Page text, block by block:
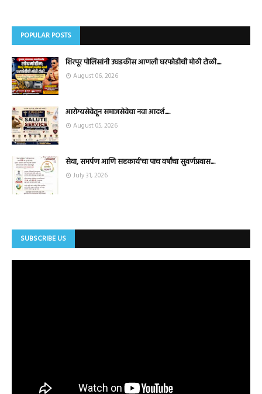
POPULAR POSTS
शिरपूर पोलिसांनी उघडकीस आणली घरफोडीची मोठी टोळी....
August 06, 2026
आरोग्यसेवेतून समाजसेवेचा नवा आदर्श.....
August 05, 2026
सेवा, समर्पण आणि सहकार्य'चा पाच वर्षांचा सुवर्णप्रवास....
July 31, 2026
SUBSCRIBE US